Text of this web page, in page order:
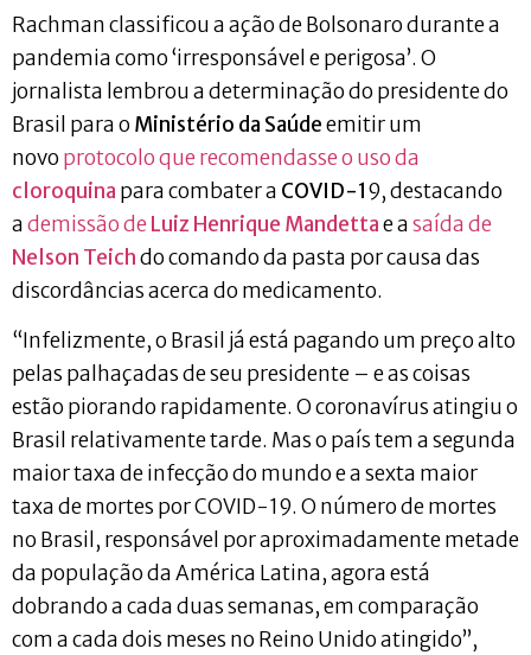
Rachman classificou a ação de Bolsonaro durante a
pandemia como ‘irresponsável e perigosa’. O
jornalista lembrou a determinação do presidente do
Brasil para o Ministério da Saúdeemitir um
novo protocolo que recomendasse o uso da
cloroquina para combater a COVID-19, destacando
ademissão de Luiz Henrique Mandettae asaída de
Nelson Teichdo comando da pasta por causa das
discordâncias acerca do medicamento.
“Infelizmente, o Brasil já está pagando um preço alto
pelas palhaçadas de seu presidente – e as coisas
estão piorando rapidamente. O coronavírus atingiu o
Brasil relativamente tarde. Mas o país tem a segunda
maior taxa de infecção do mundo e a sexta maior
taxa de mortes por COVID-19. O número de mortes
no Brasil, responsável por aproximadamente metade
da população da América Latina, agora está
dobrando a cada duas semanas, em comparação
com a cada dois meses no Reino Unido atingido”,